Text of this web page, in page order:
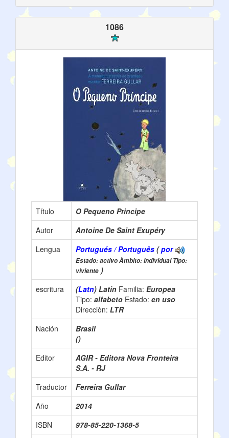
1086
Título
O Pequeno Principe
Autor
Antoine De Saint Exupéry
Lengua
Portugués / Português (por
Estado: activo Àmbito: individual Tipo:
viviente )
escritura
(Latn) Latin Familia: Europea
Tipo: alfabeto Estado: en uso
Direcciòn: LTR
Nación
Brasil
()
Editor
AGIR - Editora Nova Fronteira
S.A. - RJ
Traductor
Ferreira Gullar
Año
2014
ISBN
978-85-220-1368-5